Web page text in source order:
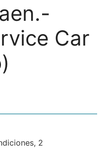
Car
2